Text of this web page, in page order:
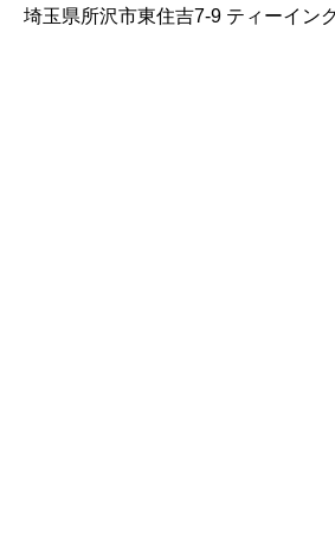
埼玉県所沢市東住吉7-9 ティーイン